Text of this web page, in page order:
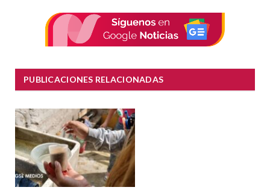
PUBLICACIONES RELACIONADAS